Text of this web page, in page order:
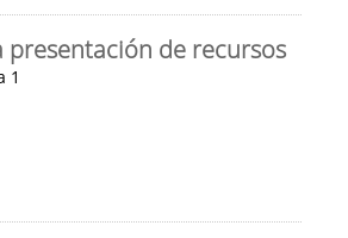
presentación de recursos
1